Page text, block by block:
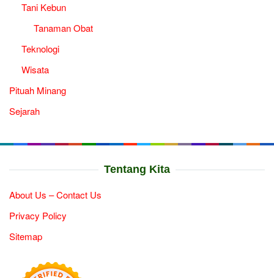
Tani Kebun
Tanaman Obat
Teknologi
Wisata
Pituah Minang
Sejarah
Tentang Kita
About Us – Contact Us
Privacy Policy
Sitemap